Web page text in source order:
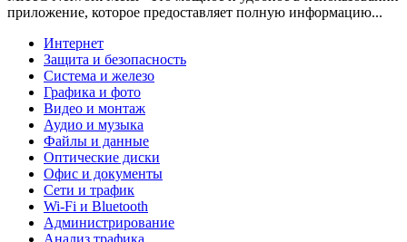
приложение, которое предоставляет полную информацию...
Интернет
Защита и безопасность
Система и железо
Графика и фото
Видео и монтаж
Аудио и музыка
Файлы и данные
Оптические диски
Офис и документы
Сети и трафик
Wi-Fi и Bluetooth
Администрирование